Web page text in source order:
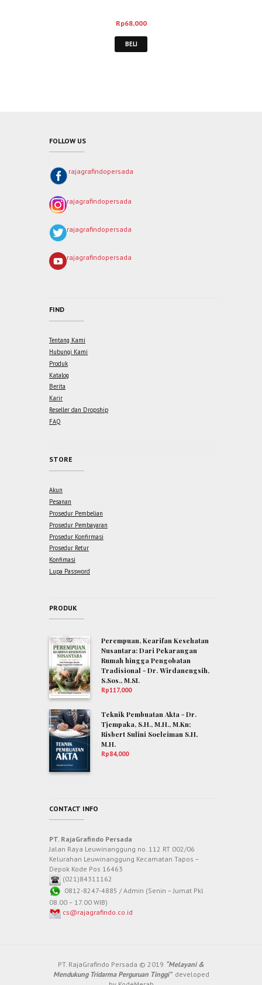
Rp68,000
BELI
FOLLOW US
rajagrafindopersada
rajagrafindopersada
rajagrafindopersada
rajagrafindopersada
FIND
Tentang Kami
Hubungi Kami
Produk
Katalog
Berita
Karir
Reseller dan Dropship
FAQ
STORE
Akun
Pesanan
Prosedur Pembelian
Prosedur Pembayaran
Prosedur Konfirmasi
Prosedur Retur
Konfimasi
Lupa Password
PRODUK
Perempuan, Kearifan Kesehatan
Nusantara: Dari Pekarangan
Rumah hingga Pengobatan
Tradisional - Dr. Wirdanengsih,
S.Sos., M.SI.
Rp117,000
Teknik Pembuatan Akta - Dr.
Tjempaka, S.H., M.H., M.Kn;
Risbert Sulini Soeleiman S.H,
M.H.
Rp84,000
CONTACT INFO
PT. RajaGrafindo Persada
Jalan Raya Leuwinanggung no. 112 RT 002/06
Kelurahan Leuwinanggung Kecamatan Tapos –
Depok Kode Pos 16463
(021)84311162
0812-8247-4885 / Admin (Senin – Jumat Pkl
08.00 – 17.00 WIB)
cs@rajagrafindo.co.id
PT. RajaGrafindo Persada © 2019 “Melayani &
Mendukung Tridarma Perguruan Tinggi” developed